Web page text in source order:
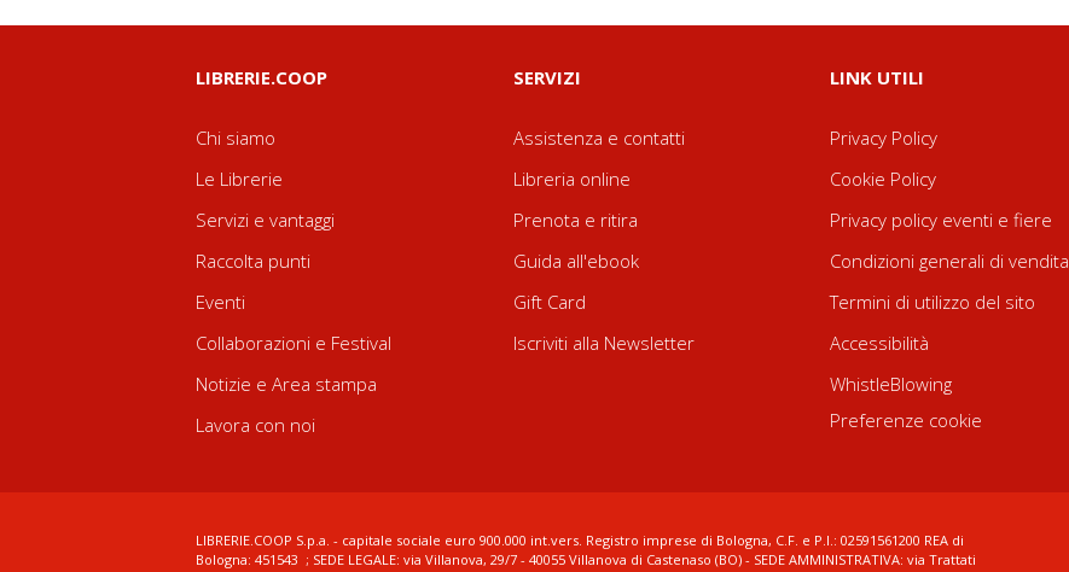
LIBRERIE.COOP
Chi siamo
Le Librerie
Servizi e vantaggi
Raccolta punti
Eventi
Collaborazioni e Festival
Notizie e Area stampa
Lavora con noi
SERVIZI
Assistenza e contatti
Libreria online
Prenota e ritira
Guida all'ebook
Gift Card
Iscriviti alla Newsletter
LINK UTILI
Privacy Policy
Cookie Policy
Privacy policy eventi e fiere
Condizioni generali di vendita
Termini di utilizzo del sito
Accessibilità
WhistleBlowing
Preferenze cookie
LIBRERIE.COOP S.p.a. - capitale sociale euro 900.000 int.vers. Registro imprese di Bologna, C.F. e P.I.: 02591561200 REA di
Bologna: 451543 ; SEDE LEGALE: via Villanova, 29/7 - 40055 Villanova di Castenaso (BO) - SEDE AMMINISTRATIVA: via Trattati